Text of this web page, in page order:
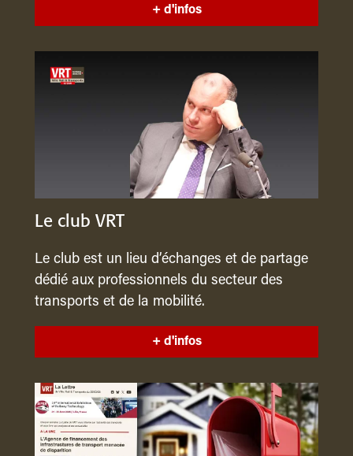
+ d'infos
Le club VRT
Le club est un lieu d’échanges et de partage
dédié aux professionnels du secteur des
transports et de la mobilité.
+ d'infos